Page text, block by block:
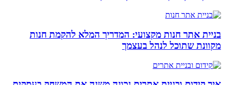
בניית אתר חנות מקצועי: המדריך המלא להקמת חנות
מקוונת שתוכל לנהל בעצמך